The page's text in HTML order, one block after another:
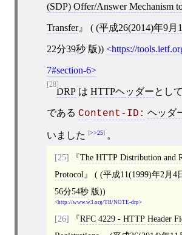
(SDP) Offer/Answer Mechanism
Transfer ( (平成26(2014)年9月
22分39秒版)) https://
7#section-6
[28]
DRPは HTTPヘッダーとし
である Content-ID: ヘッダ
いました >>25 。
[25]
The HTTP Distribution and
Protocol
( (平成11(1999)年2月4
56分54秒版))
http://www.w3.org/TR/NOTE-drp
[26]
RFC 4229 - HTTP Header